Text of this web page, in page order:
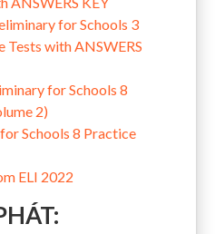
for Schools 3
Tests with ANSWERS
for Schools 8
2)
Schools 8 Practice
ELI 2022